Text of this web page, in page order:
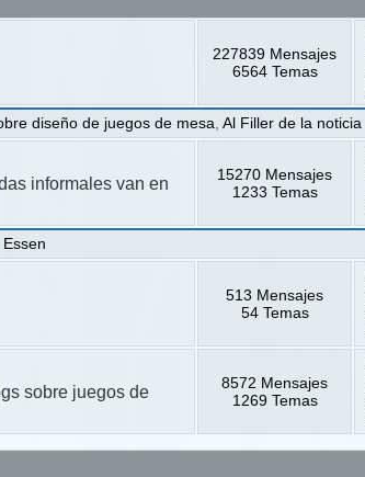
227839 Mensajes
6564 Temas
diseño de juegos de mesa ,Al Filler de la noticia
informales van en
15270 Mensajes
1233 Temas
Essen
513 Mensajes
54 Temas
sobre juegos de
8572 Mensajes
1269 Temas